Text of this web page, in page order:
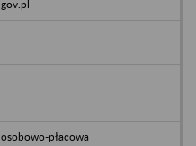
gov.pl
osobowo-płacowa